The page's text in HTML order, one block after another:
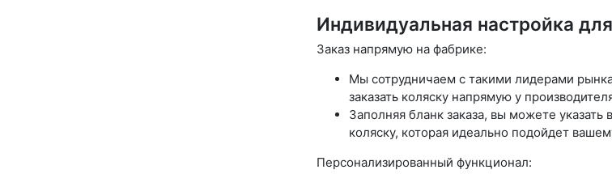
Индивидуальная настройка
Заказ напрямую на фабрике:
Мы сотрудничаем с такими лидерами
заказать коляску напрямую у
Заполняя бланк заказа, вы можете
коляску, которая идеально подойдет
Персонализированный функционал: